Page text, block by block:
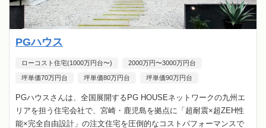
PGハウス
ローコスト住宅(1000万円台〜) 2000万円〜3000万円台
坪単価70万円台 坪単価80万円台 坪単価90万円台
PGハウスさんは、全国展開するPG HOUSEネットワークの九州エ
リアを担う住宅会社で、宮崎・鹿児島を拠点に「超耐震×超ZEH性
能×完全自由設計」の注文住宅を圧倒的なコストパフォーマンスで